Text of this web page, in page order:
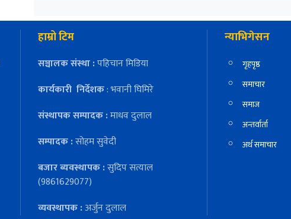
हाम्रो टिम
सञ्चालक संस्था :पहिचान मिडिया
कार्यकारी निर्देशक: भवानी घिमिरे
संस्थापक सम्पादक :माधव दुलाल
सम्पादक :सोहम सुवेदी
बजार ब्यवस्थापक :सुदिप सत्याल
(9861629077)
व्यवस्थापक :अर्जुन दुलाल
न्याभिगेसन
गृहपृष्ठ
समाचार
समाज
अन्तर्वार्ता
अर्थ समाचार